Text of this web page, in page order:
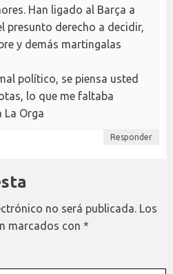
Han ligado al Barça a
presunto derecho a decidir,
y demás martingalas
político, se piensa usted
lo que me faltaba
La Orga
Responder
no será publicada. Los
marcados con *